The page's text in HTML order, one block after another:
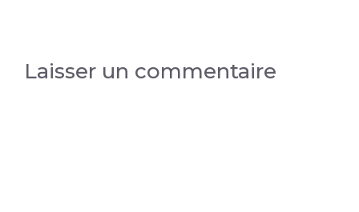
Laisser un commentaire